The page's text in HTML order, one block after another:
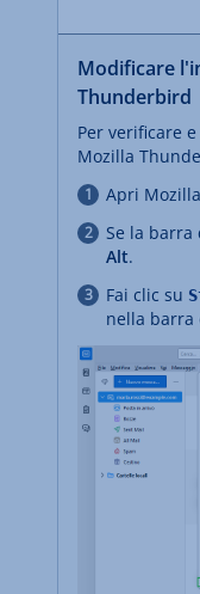
Modificare
Thunderbird
Per verificare
Mozilla
Apri
Se la
Alt.
Fai clic su
nella barra